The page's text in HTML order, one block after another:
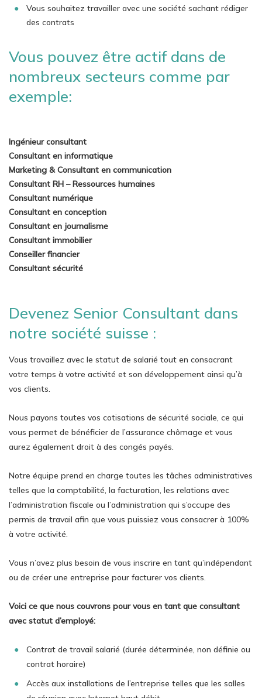
Vous souhaitez travailler avec une société sachant rédiger
des contrats
Vous pouvez être actif dans de
nombreux secteurs comme par
exemple:
Ingénieur consultant
Consultant en informatique
Marketing & Consultant en communication
Consultant RH – Ressources humaines
Consultant numérique
Consultant en conception
Consultant en journalisme
Consultant immobilier
Conseiller financier
Consultant sécurité
Devenez Senior Consultant dans
notre société suisse :
Vous travaillez avec le statut de salarié tout en consacrant
votre temps à votre activité et son développement ainsi qu’à
vos clients.
Nous payons toutes vos cotisations de sécurité sociale, ce qui
vous permet de bénéficier de l’assurance chômage et vous
aurez également droit à des congés payés.
Notre équipe prend en charge toutes les tâches administratives
telles que la comptabilité, la facturation, les relations avec
l’administration fiscale ou l’administration qui s’occupe des
permis de travail afin que vous puissiez vous consacrer à 100%
à votre activité.
Vous n’avez plus besoin de vous inscrire en tant qu’indépendant
ou de créer une entreprise pour facturer vos clients.
Voici ce que nous couvrons pour vous en tant que consultant
avec statut d’employé:
Contrat de travail salarié (durée déterminée, non définie ou
contrat horaire)
Accès aux installations de l’entreprise telles que les salles